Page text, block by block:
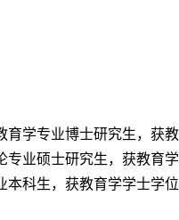
育学专业博士研究生，获
专业硕士研究生，获教育
本科生，获教育学学士学位